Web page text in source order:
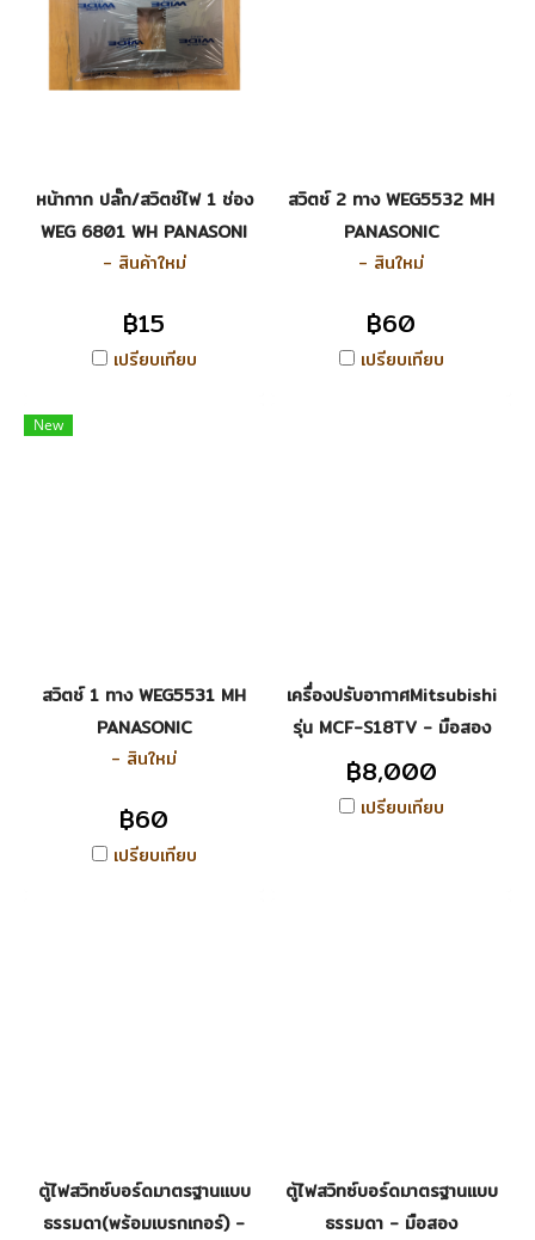
หน้ากาก ปลั๊ก/สวิตช์ไฟ 1 ช่อง
WEG 6801 WH PANASONI
- สินค้าใหม่
฿15
เปรียบเทียบ
สวิตช์ 2 ทาง WEG5532 MH
PANASONIC
- สินใหม่
฿60
เปรียบเทียบ
New
สวิตช์ 1 ทาง WEG5531 MH
PANASONIC
- สินใหม่
฿60
เปรียบเทียบ
เครื่องปรับอากาศMitsubishi
รุ่น MCF-S18TV - มือสอง
฿8,000
เปรียบเทียบ
ตู้ไฟสวิทซ์บอร์ดมาตรฐานแบบ
ธรรมดา(พร้อมเบรกเกอร์) -
ตู้ไฟสวิทซ์บอร์ดมาตรฐานแบบ
ธรรมดา - มือสอง